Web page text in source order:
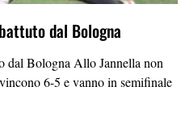
dal Bologna
dal Bologna Allo Jannella non
6-5 e vanno in semifinale